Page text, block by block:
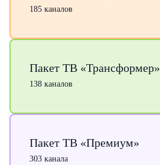
185 каналов
Пакет ТВ «Трансформер»
138 каналов
Пакет ТВ «Премиум»
303 канала